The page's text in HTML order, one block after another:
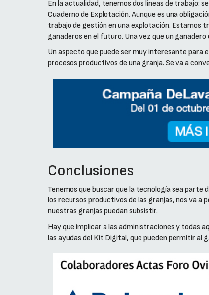
En la actualidad, tenemos dos líneas de trabajo:
Cuaderno de Explotación. Aunque es una
trabajo de gestión en una explotación. Estamos
ganaderos en el futuro. Una vez que un
Un aspecto que puede ser muy interesante
procesos productivos de una granja. Se va a
Conclusiones
Tenemos que buscar que la tecnología sea parte
los recursos productivos de las granjas, nos va a
nuestras granjas puedan subsistir.
Hay que implicar a las administraciones y todas
las ayudas del Kit Digital, que pueden permitir al